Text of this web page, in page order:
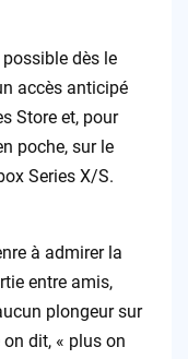
dès le
accès anticipé
Store et, pour
poche, sur le
Series X/S.
à admirer la
entre amis,
plongeur sur
dit, « plus on